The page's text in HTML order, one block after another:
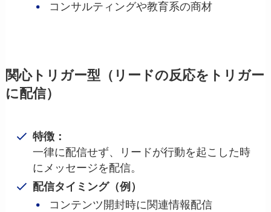
コンサルティングや教育系の商材
関心トリガー型（リードの反応をトリガー
に配信）
特徴：
一律に配信せず、リードが行動を起こした時
にメッセージを配信。
配信タイミング（例）
コンテンツ開封時に関連情報配信